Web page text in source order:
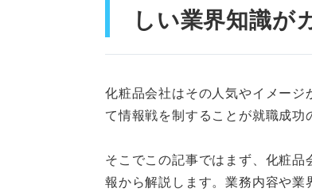
志望動機にも活かせる
化粧品や美容へ
多くの人とかかわ
ワークライフバ
しい業界知識が
化粧品会社はその人気やイメージ
て情報戦を制することが就職成功
そこでこの記事ではまず、化粧
報から解説します。業務内容や業